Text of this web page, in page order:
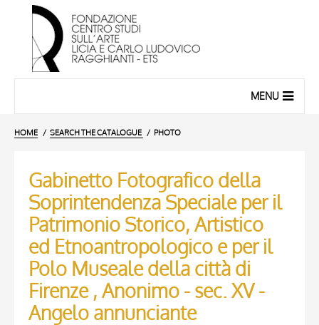
MENU
HOME SEARCH THE CATALOGUE PHOTO
Gabinetto Fotografico della
Soprintendenza Speciale per il
Patrimonio Storico, Artistico
ed Etnoantropologico e per il
Polo Museale della città di
Firenze , Anonimo - sec. XV -
Angelo annunciante